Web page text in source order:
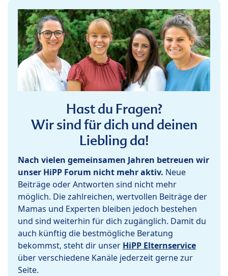
Hast du Fragen?
Wir sind für dich und deinen
Liebling da!
Nach vielen gemeinsamen Jahren betreuen wir
unser HiPP Forum nicht mehr aktiv. Neue
Beiträge oder Antworten sind nicht mehr
möglich. Die zahlreichen, wertvollen Beiträge der
Mamas und Experten bleiben jedoch bestehen
und sind weiterhin für dich zugänglich. Damit du
auch künftig die bestmögliche Beratung
bekommst, steht dir unser HiPP Elternservice
über verschiedene Kanäle jederzeit gerne zur
Seite.